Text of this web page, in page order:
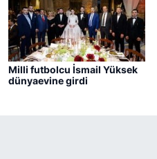
Milli futbolcu İsmail Yüksek
dünyaevine girdi